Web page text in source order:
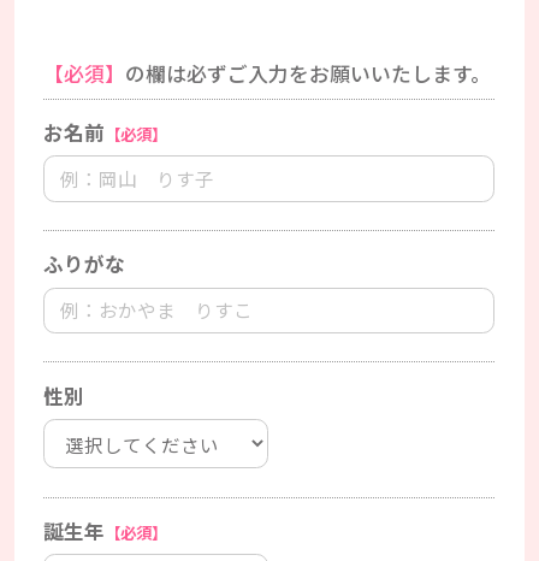
【必須】 の欄は必ずご入力をお願いいたします。
お名前 【必須】
ふりがな
性別
誕生年 【必須】